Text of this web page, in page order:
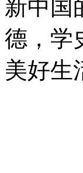
新中国
德，学
美好生